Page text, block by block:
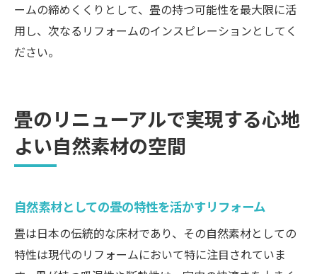
ームの締めくくりとして、畳の持つ可能性を最大限に活
用し、次なるリフォームのインスピレーションとしてく
ださい。
畳のリニューアルで実現する心地
よい自然素材の空間
自然素材としての畳の特性を活かすリフォーム
畳は日本の伝統的な床材であり、その自然素材としての
特性は現代のリフォームにおいて特に注目されていま